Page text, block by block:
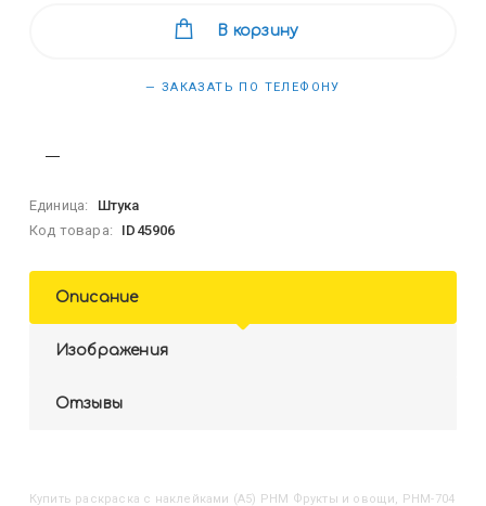
В корзину
— ЗАКАЗАТЬ ПО ТЕЛЕФОНУ
Единица:
Штука
Код товара:
ID45906
Описание
Изображения
Отзывы
Купить
Раскраска с наклейками (А5) РНМ Фрукты и овощи, РНМ-704